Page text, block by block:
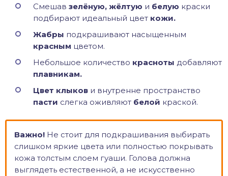
Смешав зелёную, жёлтую и белую краски
подбирают идеальный цвет кожи.
Жабры подкрашивают насыщенным
красным цветом.
Небольшое количество красноты добавляют
плавникам.
Цвет клыков и внутренне пространство
пасти слегка оживляют белой краской.
Важно! Не стоит для подкрашивания выбирать
слишком яркие цвета или полностью покрывать
кожа толстым слоем гуаши. Голова должна
выглядеть естественной, а не искусственно